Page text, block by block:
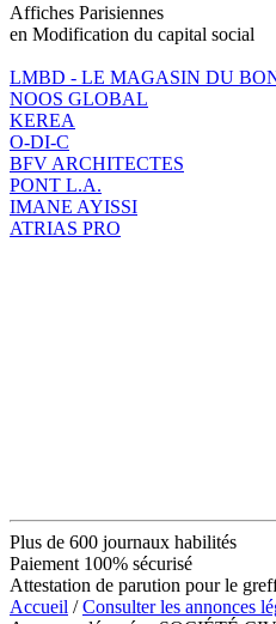
Affiches Parisiennes
en Modification du capital social
LMBD - LE MAGASIN DU
NOOS GLOBAL
KEREA
O-DI-C
BFV ARCHITECTES
PONT L.A.
IMANE AYISSI
ATRIAS PRO
Plus de 600 journaux habilités
Paiement 100% sécurisé
Attestation de parution pour le
Accueil /Consulter les annonces